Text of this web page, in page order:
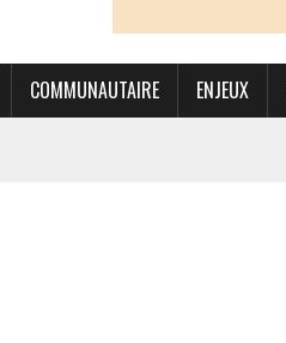
COMMUNAUTAIRE ENJEUX